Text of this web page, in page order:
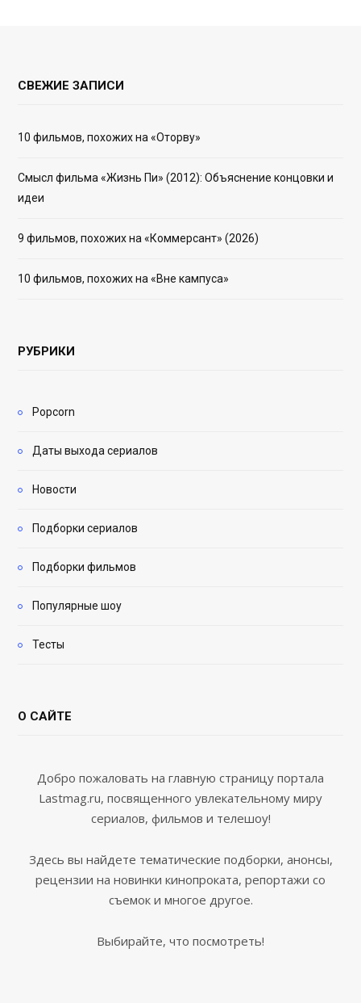
СВЕЖИЕ ЗАПИСИ
10 фильмов, похожих на «Оторву»
Смысл фильма «Жизнь Пи» (2012): Объяснение концовки и
идеи
9 фильмов, похожих на «Коммерсант» (2026)
10 фильмов, похожих на «Вне кампуса»
РУБРИКИ
Popcorn
Даты выхода сериалов
Новости
Подборки сериалов
Подборки фильмов
Популярные шоу
Тесты
О САЙТЕ
Добро пожаловать на главную страницу портала
Lastmag.ru, посвященного увлекательному миру
сериалов, фильмов и телешоу!
Здесь вы найдете тематические подборки, анонсы,
рецензии на новинки кинопроката, репортажи со
съемок и многое другое.
Выбирайте, что посмотреть!